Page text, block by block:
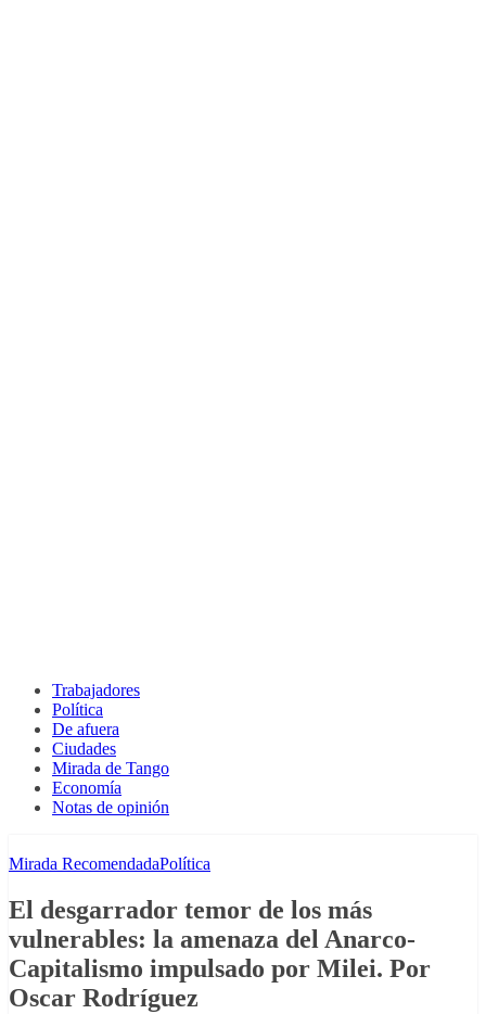
Trabajadores
Política
De afuera
Ciudades
Mirada de Tango
Economía
Notas de opinión
Mirada RecomendadaPolítica
El desgarrador temor de los más
vulnerables: la amenaza del Anarco-
Capitalismo impulsado por Milei. Por
Oscar Rodríguez